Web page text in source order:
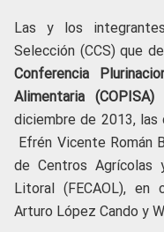
Las y los
Selección (CCS) que
Conferencia
Alimentaria (COPISA)
diciembre de 2013,
Efrén Vicente Román
de Centros Agrícolas
Litoral (FECAOL),
Arturo López Cando y